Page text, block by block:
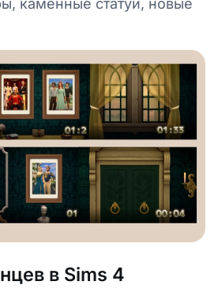
каменные статуи, новые
в Sims 4